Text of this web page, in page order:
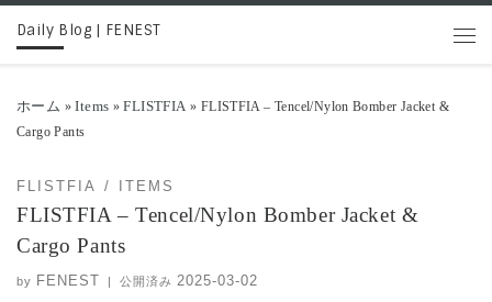
コンテンツへスキップ
Daily Blog | FENEST
ホーム » Items » FLISTFIA » FLISTFIA – Tencel/Nylon Bomber Jacket &
Cargo Pants
FLISTFIA ITEMS
FLISTFIA – Tencel/Nylon Bomber Jacket &
Cargo Pants
by FENEST | 公開済み 2025-03-02